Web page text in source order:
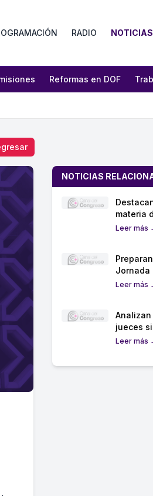
RADIO NOTICIAS
Reformas en DOF
NOTICIAS
materia
Senado
Leer más
Jornada
Leer más
jueces
Leer más